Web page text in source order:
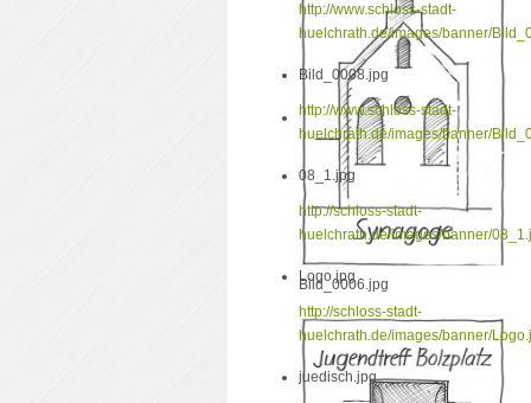
Bild_0006.jpg
http://www.schloss-stadt-
huelchrath.de/images/banner/
Bild_0008.jpg
http://www.schloss-stadt-
huelchrath.de/images/banner/
08_1.jpg
http://schloss-stadt-
huelchrath.de/images/banner/
Logo.jpg
http://schloss-stadt-
huelchrath.de/images/banner/
juedisch.jpg